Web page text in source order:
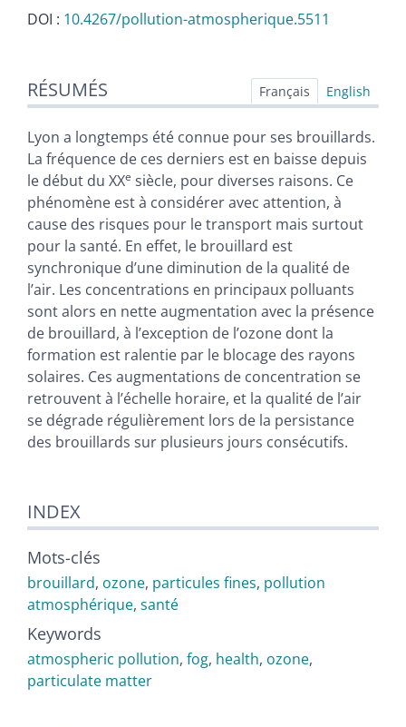
DOI : 10.4267/pollution-atmospherique.5511
Index
Plan
Texte
Bibliographie
Notes
Illustrations
Citer cet article
Auteurs
RÉSUMÉS Français English
Lyon a longtemps été connue pour ses brouillards.
La fréquence de ces derniers est en baisse depuis
le début du XXe siècle, pour diverses raisons. Ce
phénomène est à considérer avec attention, à
cause des risques pour le transport mais surtout
pour la santé. En effet, le brouillard est
synchronique d’une diminution de la qualité de
l’air. Les concentrations en principaux polluants
sont alors en nette augmentation avec la présence
de brouillard, à l’exception de l’ozone dont la
formation est ralentie par le blocage des rayons
solaires. Ces augmentations de concentration se
retrouvent à l’échelle horaire, et la qualité de l’air
se dégrade régulièrement lors de la persistance
des brouillards sur plusieurs jours consécutifs.
INDEX
Mots-clés
brouillard, ozone, particules fines, pollution
atmosphérique, santé
Keywords
atmospheric pollution, fog, health, ozone,
particulate matter